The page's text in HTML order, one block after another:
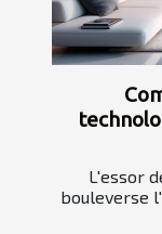
L'essor
bouleverse